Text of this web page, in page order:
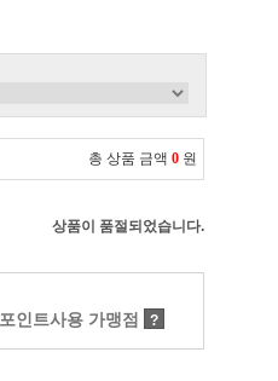
총 상품 금액 0 원
상품이 품절되었습니다.
포인트사용 가맹점 ?